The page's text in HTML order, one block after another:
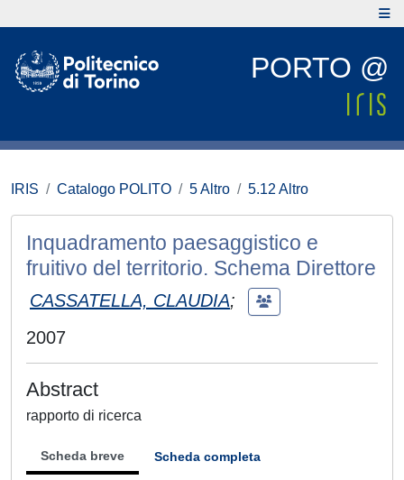
PORTO @
IRIS Catalogo POLITO 5 Altro 5.12 Altro
Inquadramento paesaggistico e
fruitivo del territorio. Schema Direttore
CASSATELLA, CLAUDIA;
2007
Abstract
rapporto di ricerca
Scheda breve Scheda completa